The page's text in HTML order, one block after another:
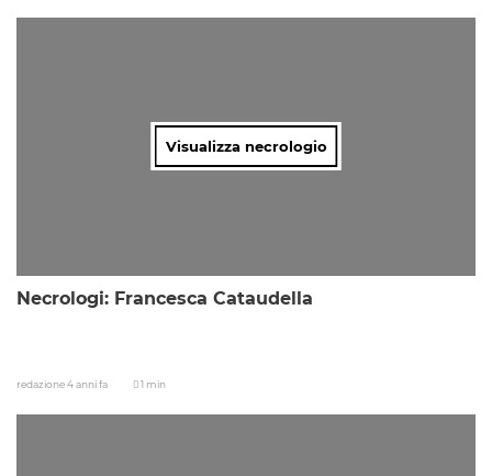
Visualizza necrologio
Necrologi: Francesca Cataudella
redazione4 anni fa 1 min